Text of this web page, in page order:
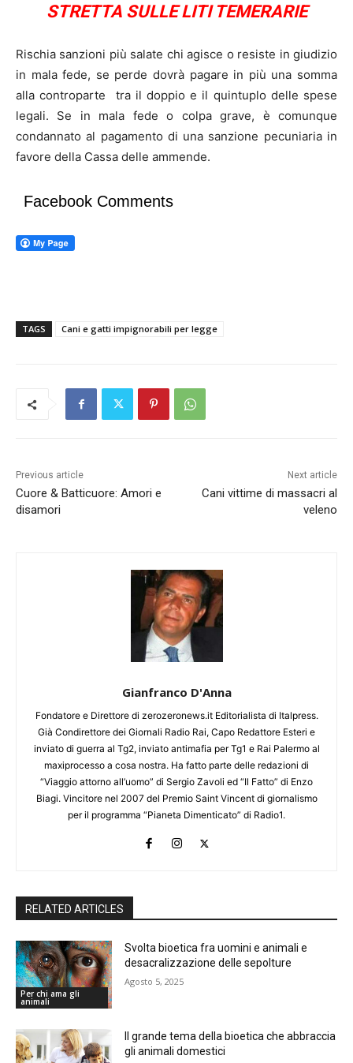
STRETTA SULLE LITI TEMERARIE
Rischia sanzioni più salate chi agisce o resiste in giudizio
in mala fede, se perde dovrà pagare in più una somma
alla controparte tra il doppio e il quintuplo delle spese
legali. Se in mala fede o colpa grave, è comunque
condannato al pagamento di una sanzione pecuniaria in
favore della Cassa delle ammende.
Facebook Comments
TAGS Cani e gatti impignorabili per legge
Previous article
Cuore & Batticuore: Amori e
disamori
Next article
Cani vittime di massacri al
veleno
Gianfranco D'Anna
Fondatore e Direttore di zerozeronews.it Editorialista di Italpress.
Già Condirettore dei Giornali Radio Rai, Capo Redattore Esteri e
inviato di guerra al Tg2, inviato antimafia per Tg1 e Rai Palermo al
maxiprocesso a cosa nostra. Ha fatto parte delle redazioni di
“Viaggio attorno all’uomo” di Sergio Zavoli ed “Il Fatto” di Enzo
Biagi. Vincitore nel 2007 del Premio Saint Vincent di giornalismo
per il programma “Pianeta Dimenticato” di Radio1.
RELATED ARTICLES
Per chi ama gli
animali
Svolta bioetica fra uomini e animali e
desacralizzazione delle sepolture
Agosto 5, 2025
Il grande tema della bioetica che abbraccia
gli animali domestici